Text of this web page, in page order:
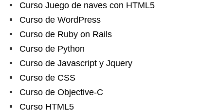
Curso Juego de naves con HTML5
Curso de WordPress
Curso de Ruby on Rails
Curso de Python
Curso de Javascript y Jquery
Curso de CSS
Curso de Objective-C
Curso HTML5